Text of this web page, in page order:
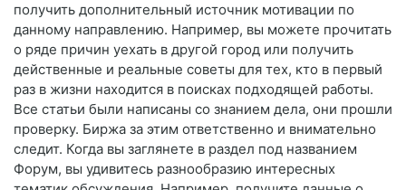
получить дополнительный источник мотивации по
данному направлению. Например, вы можете прочитать
о ряде причин уехать в другой город или получить
действенные и реальные советы для тех, кто в первый
раз в жизни находится в поисках подходящей работы.
Все статьи были написаны со знанием дела, они прошли
проверку. Биржа за этим ответственно и внимательно
следит. Когда вы заглянете в раздел под названием
Форум, вы удивитесь разнообразию интересных